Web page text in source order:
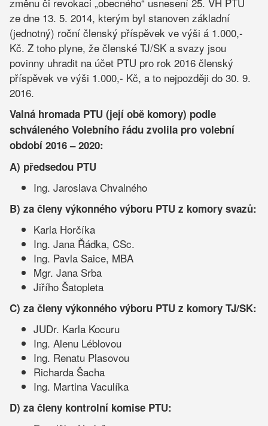
ze dne 13. 5. 2014, kterým byl stanoven základní
(jednotný) roční členský příspěvek ve výši á 1.000,-
Kč. Z toho plyne, že členské TJ/SK a svazy jsou
povinny uhradit na účet PTU pro rok 2016 členský
příspěvek ve výši 1.000,- Kč, a to nejpozději do 30. 9.
2016.
Valná hromada PTU (její obě komory) podle
schváleného Volebního řádu zvolila pro volební
období 2016 – 2020:
A) předsedou PTU
Ing. Jaroslava Chvalného
B) za členy výkonného výboru PTU z komory svazů:
Karla Horčíka
Ing. Jana Řádka, CSc.
Ing. Pavla Saice, MBA
Mgr. Jana Srba
Jiřího Šatopleta
C) za členy výkonného výboru PTU z komory TJ/SK:
JUDr. Karla Kocuru
Ing. Alenu Léblovou
Ing. Renatu Plasovou
Richarda Šacha
Ing. Martina Vaculíka
D) za členy kontrolní komise PTU: